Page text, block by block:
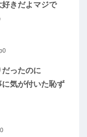
きだよマジで
ったのに
気が付いた恥ず